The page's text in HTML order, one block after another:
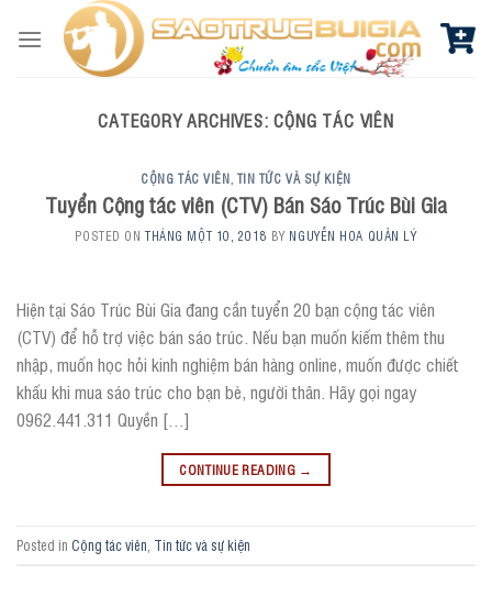
CATEGORY ARCHIVES:CỘNG TÁC VIÊN
CỘNG TÁC VIÊN TIN TỨC VÀ SỰ KIỆN
Tuyển Cộng tác viên (CTV) Bán Sáo Trúc Bùi Gia
POSTED ONTHÁNG MỘT 10, 2018 BY NGUYỄN HOA QUẢN LÝ
Hiện tại Sáo Trúc Bùi Gia đang cần tuyển 20 bạn cộng tác viên
(CTV) để hỗ trợ việc bán sáo trúc. Nếu bạn muốn kiếm thêm thu
nhập, muốn học hỏi kinh nghiệm bán hàng online, muốn được chiết
khấu khi mua sáo trúc cho bạn bè, người thân. Hãy gọi ngay
0962.441.311 Quyền […]
CONTINUE READING →
Posted in Cộng tác viên Tin tức và sự kiện